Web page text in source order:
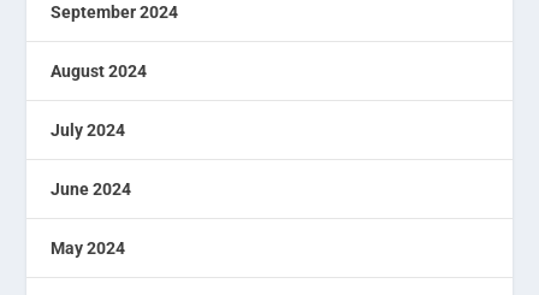
September 2024
August 2024
July 2024
June 2024
May 2024